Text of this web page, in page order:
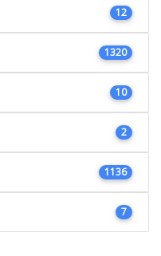
12
1320
10
2
1136
7